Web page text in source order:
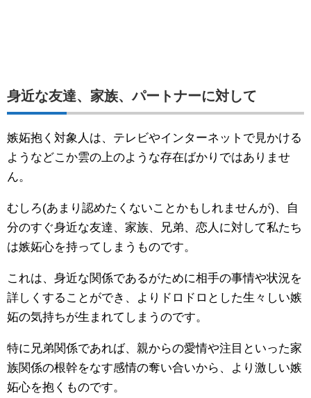
身近な友達、家族、パートナーに対して
嫉妬抱く対象人は、テレビやインターネットで見かける
ようなどこか雲の上のような存在ばかりではありませ
ん。
むしろ(あまり認めたくないことかもしれませんが)、自
分のすぐ身近な友達、家族、兄弟、恋人に対して私たち
は嫉妬心を持ってしまうものです。
これは、身近な関係であるがために相手の事情や状況を
詳しくすることができ、よりドロドロとした生々しい嫉
妬の気持ちが生まれてしまうのです。
特に兄弟関係であれば、親からの愛情や注目といった家
族関係の根幹をなす感情の奪い合いから、より激しい嫉
妬心を抱くものです。